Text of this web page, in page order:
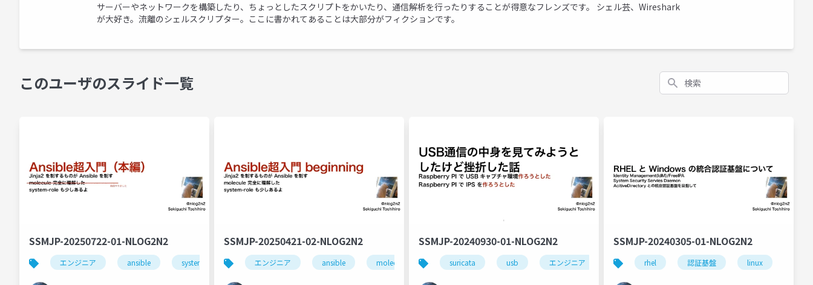
サーバーやネットワークを構築したり、ちょっとしたスクリプトをかいたり、通信解析を行ったりすることが得意なフレンズです。 シェル芸、Wireshark
が大好き。流離のシェルスクリプター。ここに書かれてあることは大部分がフィクションです。
このユーザのスライド一覧 検索
SSMJP-20250722-01-NLOG2N2
エンジニア ansible system-roles 自動化
SSMJP-20250421-02-NLOG2N2
エンジニア ansible molecule 自動化
SSMJP-20240930-01-NLOG2N2
suricata usb エンジニア
SSMJP-20240305-01-NLOG2N2
rhel 認証基盤 linux